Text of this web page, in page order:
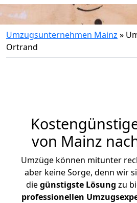
Umzugsunternehmen Mainz »
Ortrand
von Mainz
Umzüge können mitunter
aber keine Sorge, denn wir
diegünstigste Lösung zu
professionellen